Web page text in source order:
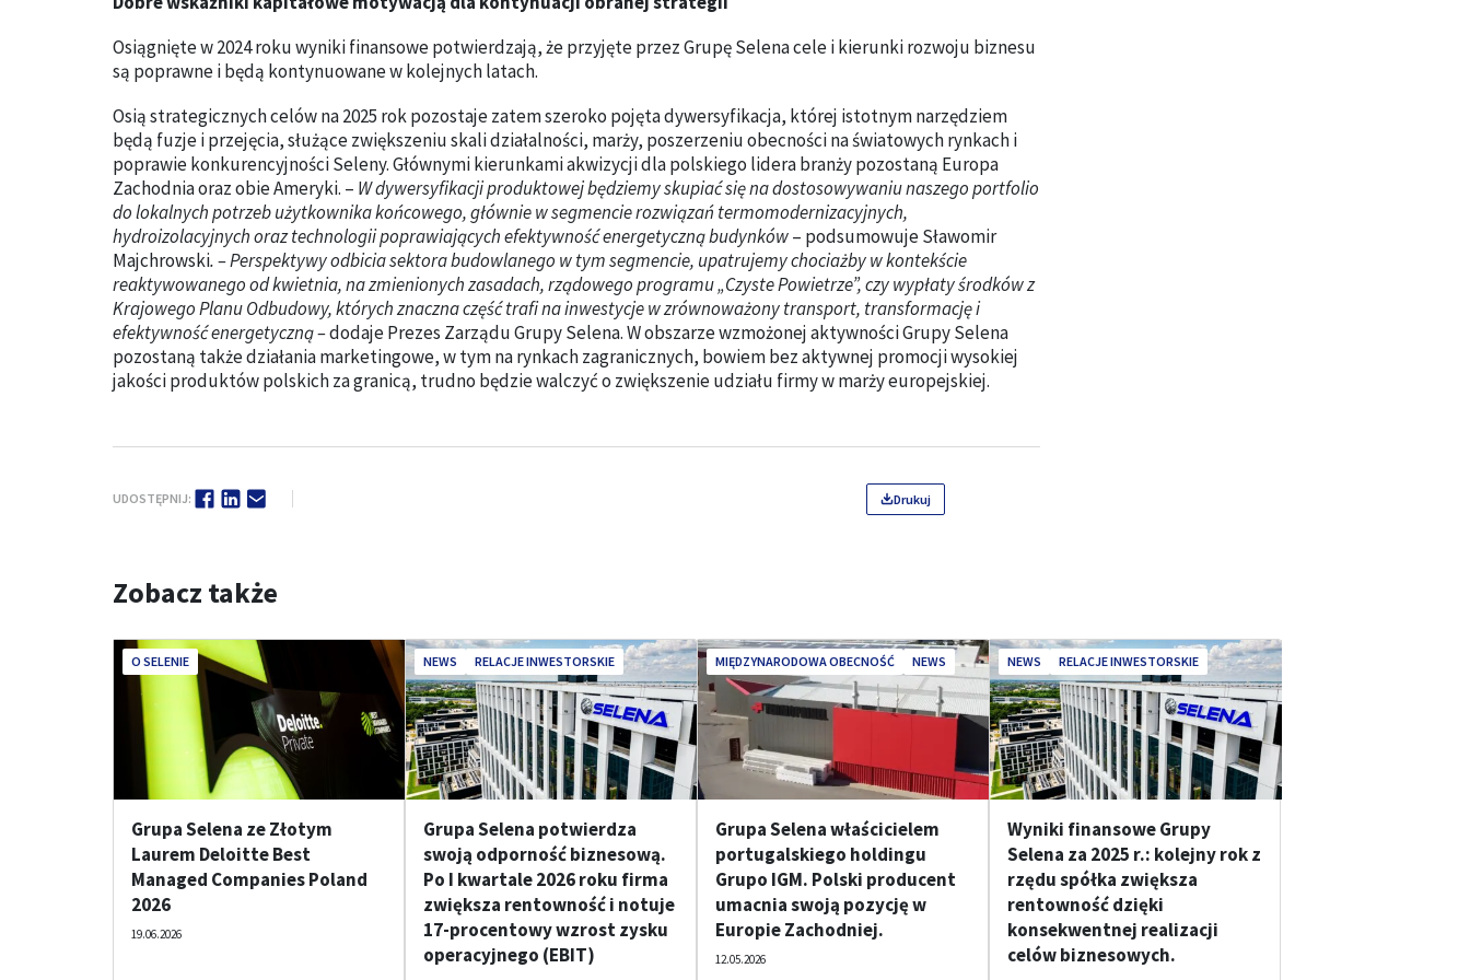
Osiągnięte w 2024 roku wyniki finansowe potwierdzają, że przyjęte przez Grupę Selena cele i kierunki rozwoju biznesu
są poprawne i będą kontynuowane w kolejnych latach.
Osią strategicznych celów na 2025 rok pozostaje zatem szeroko pojęta dywersyfikacja, której istotnym narzędziem
będą fuzje i przejęcia, służące zwiększeniu skali działalności, marży, poszerzeniu obecności na światowych rynkach i
poprawie konkurencyjności Seleny. Głównymi kierunkami akwizycji dla polskiego lidera branży pozostaną Europa
Zachodnia oraz obie Ameryki. – W dywersyfikacji produktowej będziemy skupiać się na dostosowywaniu naszego portfolio
do lokalnych potrzeb użytkownika końcowego, głównie w segmencie rozwiązań termomodernizacyjnych,
hydroizolacyjnych oraz technologii poprawiających efektywność energetyczną budynków– podsumowuje Sławomir
Majchrowski. – Perspektywy odbicia sektora budowlanego w tym segmencie, upatrujemy chociażby w kontekście
reaktywowanego od kwietnia, na zmienionych zasadach, rządowego programu „Czyste Powietrze”, czy wypłaty środków z
Krajowego Planu Odbudowy, których znaczna część trafi na inwestycje w zrównoważony transport, transformację i
efektywność energetyczną –dodaje Prezes Zarządu Grupy Selena. W obszarze wzmożonej aktywności Grupy Selena
pozostaną także działania marketingowe, w tym na rynkach zagranicznych, bowiem bez aktywnej promocji wysokiej
jakości produktów polskich za granicą, trudno będzie walczyć o zwiększenie udziału firmy w marży europejskiej.
UDOSTĘPNIJ: Drukuj
Zobacz także
O SELENIE
Grupa Selena ze Złotym
Laurem Deloitte Best
Managed Companies Poland
2026
19.06.2026
NEWS RELACJE INWESTORSKIE
Grupa Selena potwierdza
swoją odporność biznesową.
Po I kwartale 2026 roku firma
zwiększa rentowność i notuje
17-procentowy wzrost zysku
operacyjnego (EBIT)
MIĘDZYNARODOWA OBECNOŚĆ NEWS
Grupa Selena właścicielem
portugalskiego holdingu
Grupo IGM. Polski producent
umacnia swoją pozycję w
Europie Zachodniej.
12.05.2026
NEWS RELACJE INWESTORSKIE
Wyniki finansowe Grupy
Selena za 2025 r.: kolejny rok z
rzędu spółka zwiększa
rentowność dzięki
konsekwentnej realizacji
celów biznesowych.